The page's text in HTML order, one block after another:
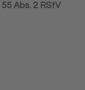
Abs. 2 RStV